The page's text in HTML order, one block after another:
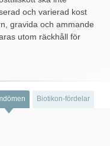
och varierad kost
gravida och ammande
utom räckhåll för
Biotikon-fördelar